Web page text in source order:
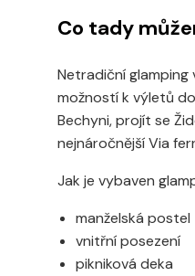
Co tady
Netradiční glamping
možností k výletů
Bechyni, projít se
nejnáročnější Via
Jak je vybaven
manželská postel
vnitřní posezení
pikniková deka